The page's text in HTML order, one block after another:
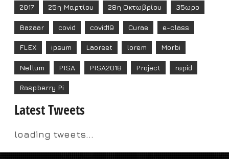
2017 25η Μαρτίου 28η Οκτωβρίου 35ωρο
Bazaar covid covid19 Curae e-class
FLEX ipsum Laoreet lorem Morbi
Nellum PISA PISA2018 Project rapid
Raspberry Pi
Latest Tweets
loading tweets...